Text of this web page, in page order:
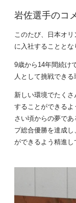
岩佐選手のコ
このたび、日本オリ
に入社することとな
9歳から14年間続け
人として挑戦でき
新しい環境でたく
することができる
さい頃からの夢で
プ総合優勝を達成
ができるよう精進し